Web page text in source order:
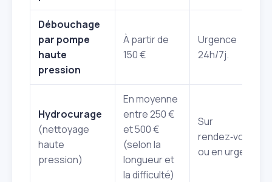
Débouchage
par pompe
haute
pression
À partir de
150 €
Urgence
24h/7j.
Hydrocurage
(nettoyage
haute
pression)
En moyenne
entre 250 €
et 500 €
(selon la
longueur et
la difficulté)
Sur
rendez‑vous
ou en urgence.